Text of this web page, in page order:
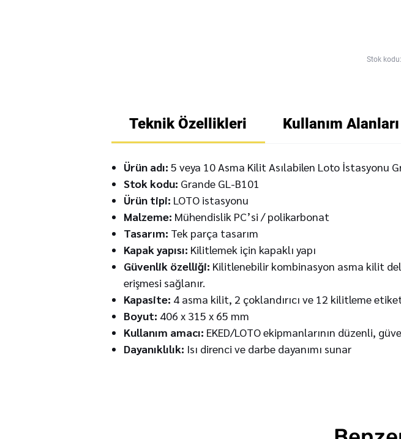
Stok
Teknik Özellikleri Kullanım Alanları
Ürün adı: 5 veya 10 Asma Kilit Asılabilen Loto İstasyonu
Stok kodu: Grande GL-B101
Ürün tipi: LOTO istasyonu
Malzeme: Mühendislik PC’si / polikarbonat
Tasarım: Tek parça tasarım
Kapak yapısı: Kilitlemek için kapaklı yapı
Güvenlik özelliği: Kilitlenebilir kombinasyon asma kilit
erişmesi sağlanır.
Kapasite: 4 asma kilit, 2 çoklandırıcı ve 12 kilitleme
Boyut: 406 x 315 x 65 mm
Kullanım amacı: EKED/LOTO ekipmanlarının düzenli,
Dayanıklılık: Isı direnci ve darbe dayanımı sunar